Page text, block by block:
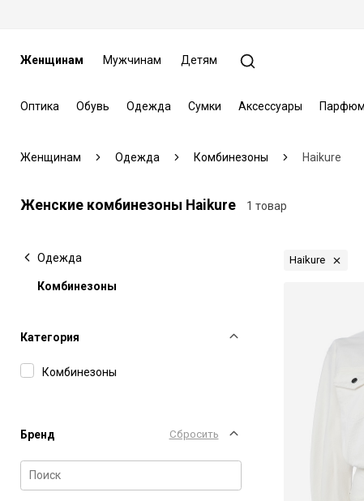
Женщинам Мужчинам Детям
Оптика Обувь Одежда Сумки Аксессуары
Женщинам Одежда Комбинезоны Haikure
Женские комбинезоны Haikure 1 товар
Одежда
Комбинезоны
Категория
Комбинезоны
Бренд Сбросить
Haikure